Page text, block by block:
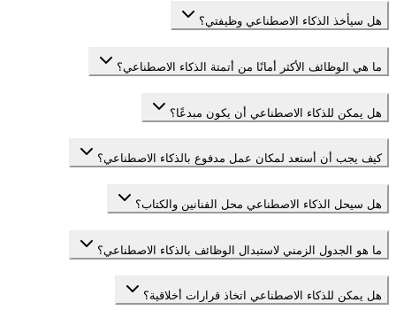
هل سيأخذ الذكاء الاصطناعي وظيفتي؟
ما هي الوظائف الأكثر أمانًا من أتمتة الذكاء الاصطناعي؟
هل يمكن للذكاء الاصطناعي أن يكون مبدعًا؟
كيف يجب أن أستعد لمكان عمل مدفوع بالذكاء الاصطناعي؟
هل سيحل الذكاء الاصطناعي محل الفنانين والكتاب؟
ما هو الجدول الزمني لاستبدال الوظائف بالذكاء الاصطناعي؟
هل يمكن للذكاء الاصطناعي اتخاذ قرارات أخلاقية؟